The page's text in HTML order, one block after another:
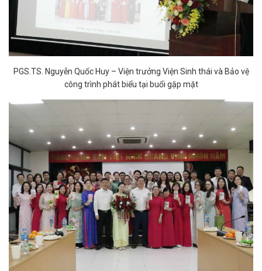
PGS.TS. Nguyễn Quốc Huy – Viện trưởng Viện Sinh thái và Bảo vệ
công trình phát biểu tại buổi gặp mặt